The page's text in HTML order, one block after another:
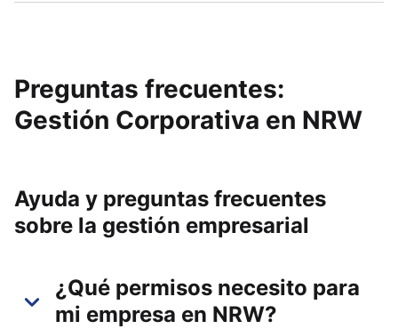
Preguntas frecuentes:
Gestión Corporativa en NRW
Ayuda y preguntas frecuentes
sobre la gestión empresarial
¿Qué permisos necesito para
mi empresa en NRW?